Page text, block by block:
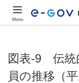
Menu
図表-9 伝統
員の推移（